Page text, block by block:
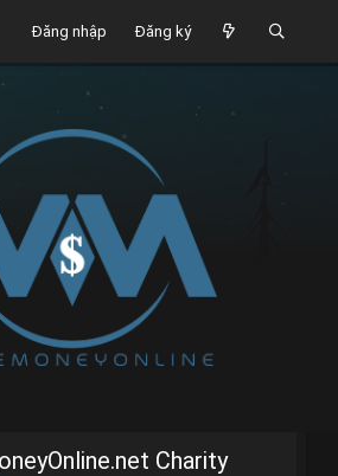
Đăng nhập Đăng ký
Charity